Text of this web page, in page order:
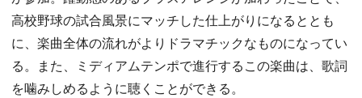
高校野球の試合風景にマッチした仕上がりになるととも
に、楽曲全体の流れがよりドラマチックなものになってい
る。また、ミディアムテンポで進行するこの楽曲は、歌詞
を噛みしめるように聴くことができる。